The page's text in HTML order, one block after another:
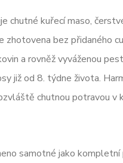
chutné kuřecí maso,
bez přidaného
a rovněž vyváženou
již od 8. týdne života.
chutnou potravou v
samotné jako kompletní